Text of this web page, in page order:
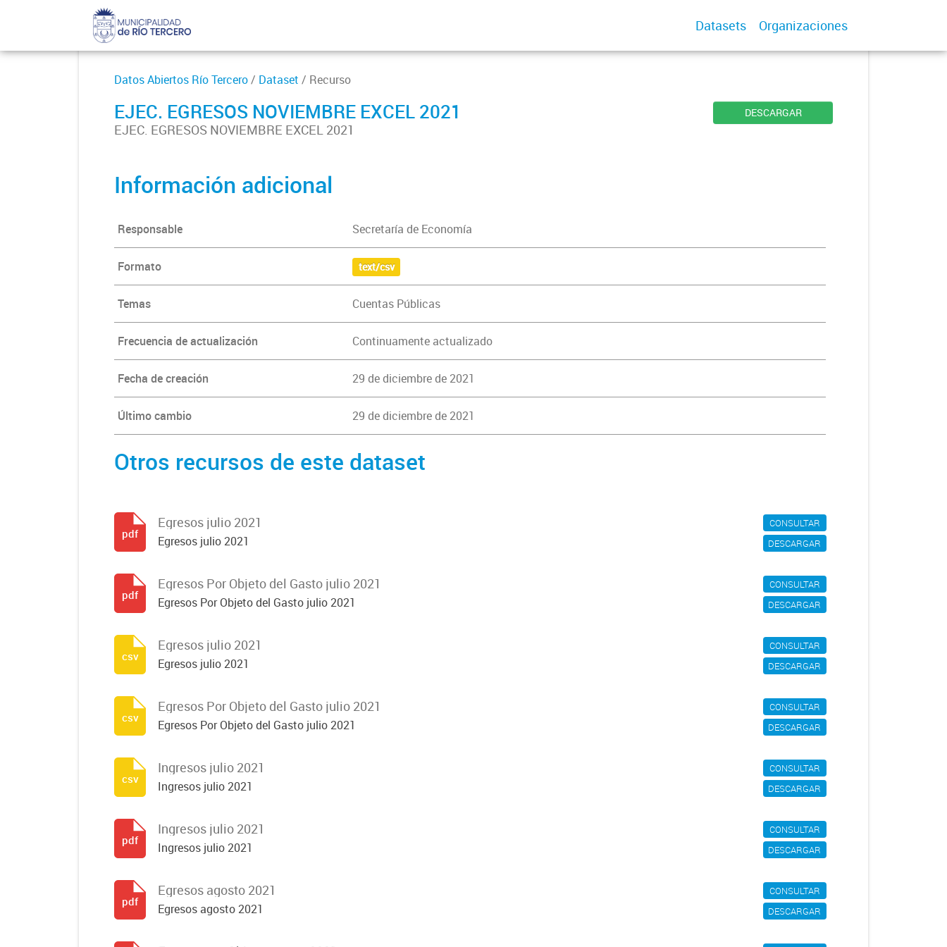
Datasets Organizaciones
Datos Abiertos Río Tercero/ Dataset / Recurso
EJEC. EGRESOS NOVIEMBRE EXCEL 2021
EJEC. EGRESOS NOVIEMBRE EXCEL 2021
DESCARGAR
Información adicional
Responsable Secretaría de Economía
Formato text/csv
Temas Cuentas Públicas
Frecuencia de actualización Continuamente actualizado
Fecha de creación 29 de diciembre de 2021
Último cambio 29 de diciembre de 2021
Otros recursos de este dataset
CONSULTAR
DESCARGAR
Egresos julio 2021
Egresos julio 2021
pdf
CONSULTAR
DESCARGAR
Egresos Por Objeto del Gasto julio 2021
Egresos Por Objeto del Gasto julio 2021
pdf
CONSULTAR
DESCARGAR
Egresos julio 2021
Egresos julio 2021
csv
CONSULTAR
DESCARGAR
Egresos Por Objeto del Gasto julio 2021
Egresos Por Objeto del Gasto julio 2021
csv
CONSULTAR
DESCARGAR
Ingresos julio 2021
Ingresos julio 2021
csv
CONSULTAR
DESCARGAR
Ingresos julio 2021
Ingresos julio 2021
pdf
CONSULTAR
DESCARGAR
Egresos agosto 2021
Egresos agosto 2021
pdf